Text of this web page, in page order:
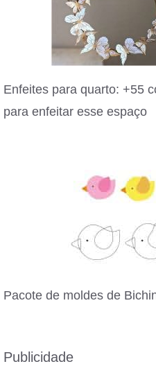
Enfeites para quarto: +55
para enfeitar esse espaço
Pacote de moldes de
Publicidade